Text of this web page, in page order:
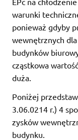
warunki
ponieważ gdyby
wewnętrznych
budynków
cząstkowa
duża.
Poniżej
3.06.0214 r.) 4
zysków
budynku.